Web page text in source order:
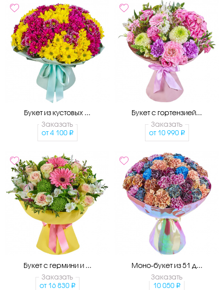
Букет из кустовых ...
Заказать
от 4 100
Букет с гортензией...
Заказать
от 10 990
Букет с гермини и ...
Заказать
от 16 830
Моно-букет из 51 д...
Заказать
10 050